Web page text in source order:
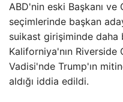
ABD'nin eski Başkanı ve
seçimlerinde başkan
suikast girişiminde daha
Kaliforniya'nın
Vadisi'nde Trump'ın
aldığı iddia edildi.